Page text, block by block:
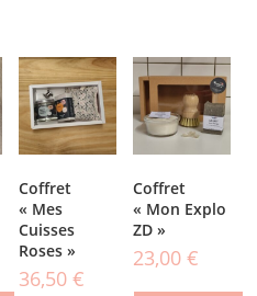
Coffret
« Mes
Cuisses
Roses »
36,50 €
Coffret
« Mon Explo
ZD »
23,00€